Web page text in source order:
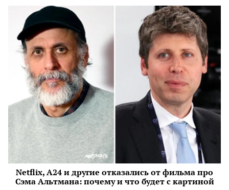
Netflix, A24 и другие отказались от фильма про
Сэма Альтмана: почему и что будет с картиной